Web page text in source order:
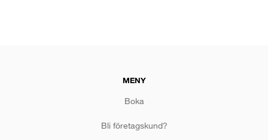
MENY
Boka
Bli företagskund?